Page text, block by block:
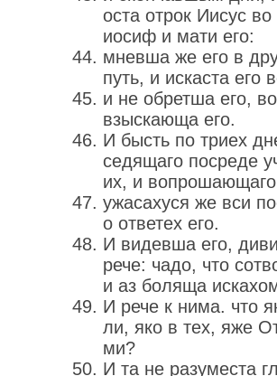
оста отрок Иисус
иосиф и мати его:
мневша же его в
путь, и искаста его
и не обретша его,
взыскающа его.
И бысть по триех
седящаго посреде
их, и
ужасахуся же вси
о ответех его.
И видевша его,
рече: чадо, что
и аз боляща
И рече к нима. что
ли, яко в тех, яже
ми?
И та не разуместа